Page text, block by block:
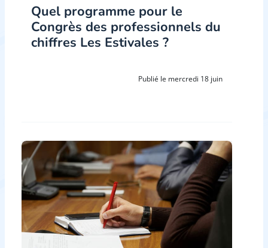
Quel programme pour le
Congrès des professionnels du
chiffres Les Estivales ?
Publié le mercredi 18 juin